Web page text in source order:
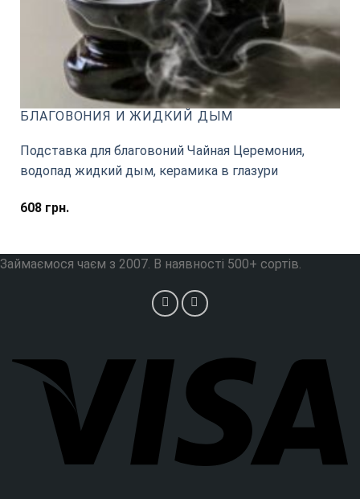
БЛАГОВОНИЯ И ЖИДКИЙ ДЫМ
Подставка для благовоний Чайная Церемония,
водопад жидкий дым, керамика в глазури
608грн.
Займаємося чаєм з 2007. В наявності 500+ сортів.